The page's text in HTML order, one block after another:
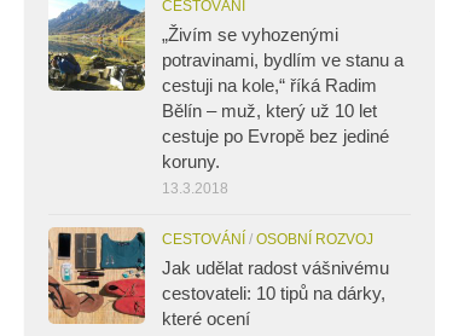
CESTOVÁNÍ
„Živím se vyhozenými
potravinami, bydlím ve stanu a
cestuji na kole,“ říká Radim
Bělín – muž, který už 10 let
cestuje po Evropě bez jediné
koruny.
13.3.2018
CESTOVÁNÍ / OSOBNÍ ROZVOJ
Jak udělat radost vášnivému
cestovateli: 10 tipů na dárky,
které ocení